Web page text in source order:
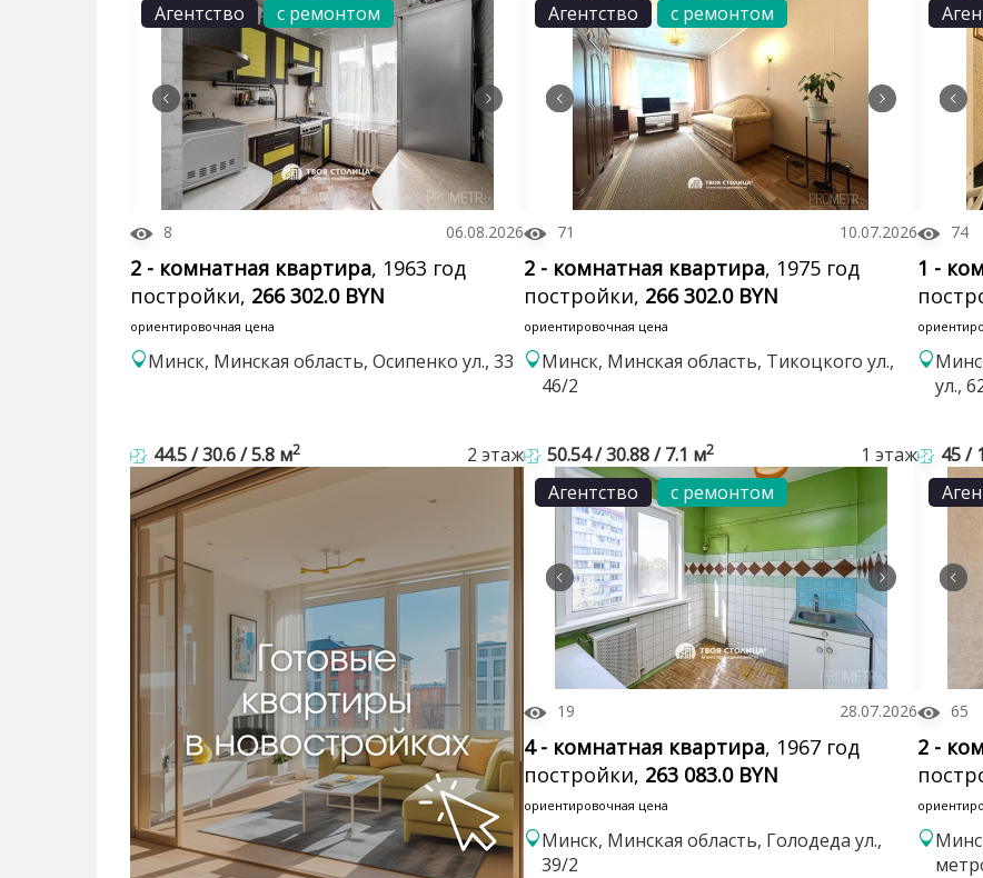
Агентство
с ремонтом
8 06.08.2026
2 - комнатная квартира, 1963 год
постройки, 266 302.0 BYN
ориентировочная цена
Минск, Минская область, Осипенко ул., 33
44.5 / 30.6 / 5.8 м2 2 этаж
Агентство с ремонтом
71 10.07.2026
2 - комнатная квартира, 1975 год
постройки, 266 302.0 BYN
ориентировочная цена
Минск, Минская область, Тикоцкого ул.,
46/2
50.54 / 30.88 / 7.1 м2 1 этаж
74
1 -
ул.,
45 /
Агентство
с ремонтом
19 28.07.2026
4 - комнатная квартира, 1967 год
постройки, 263 083.0 BYN
ориентировочная цена
Минск, Минская область, Голодеда ул.,
39/2
65
2 -